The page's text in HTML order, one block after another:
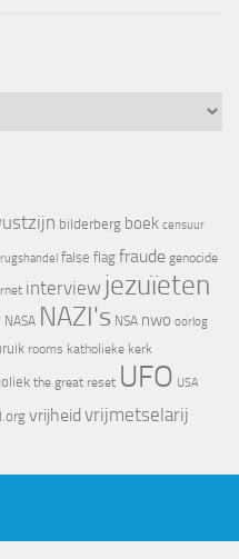
bilderberg boek censuur
false flag fraude genocide
interview jezuïeten
NASA NAZI's NSA nwo oorlog
rooms katholieke kerk
the great reset UFO USA
vrijheid vrijmetselarij